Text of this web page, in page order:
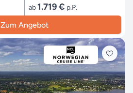
ab1.719 € p.P.
Zum Angebot